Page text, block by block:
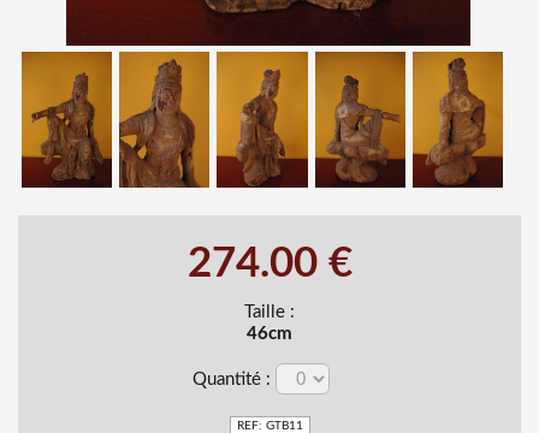
274.00 €
Taille :
46cm
Quantité :
REF: GTB11